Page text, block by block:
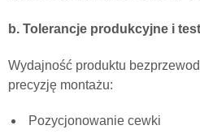
b. Tolerancje produkcyjne i
Wydajność produktu
precyzję montażu:
Pozycjonowanie cewki